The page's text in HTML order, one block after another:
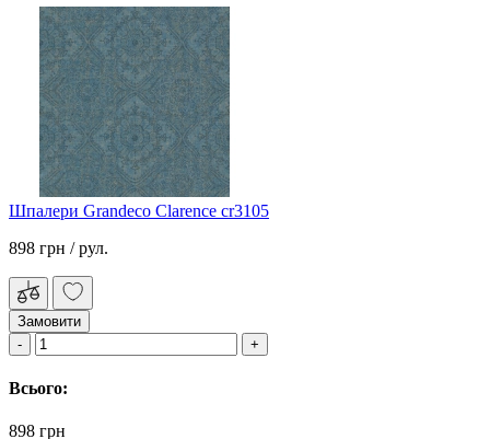
Шпалери Grandeco Clarence cr3105
898 грн / рул.
Замовити
Всього:
898 грн